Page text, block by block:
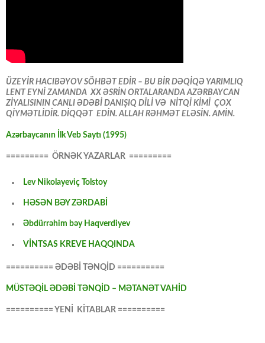
ÜZEYİR HACIBƏYOV SÖHBƏT EDİR – BU BİR DƏQİQƏ YARIMLIQ
LENT EYNİ ZAMANDA XX ƏSRİN ORTALARANDA AZƏRBAYCAN
ZİYALISININ CANLI ƏDƏBİ DANIŞIQ DİLİ VƏ NİTQİ KİMİ ÇOX
QİYMƏTLİDİR. DİQQƏT EDİN. ALLAH RƏHMƏT ELƏSİN. AMİN.
Azərbaycanın İlk Veb Saytı (1995)
========= ÖRNƏK YAZARLAR =========
Lev Nikolayeviç Tolstoy
HƏSƏN BƏY ZƏRDABİ
Əbdürrəhim bəy Haqverdiyev
VİNTSAS KREVE HAQQINDA
========== ƏDƏBİ TƏNQİD ==========
MÜSTƏQİL ƏDƏBİ TƏNQİD – MƏTANƏT VAHİD
========== YENİ KİTABLAR ==========